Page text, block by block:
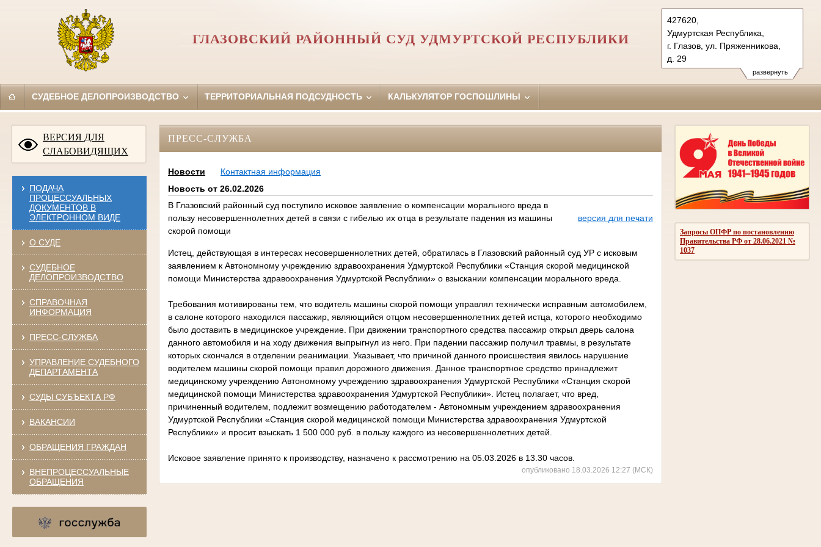
развернуть
427620,
Удмуртская Республика,
г. Глазов, ул. Пряженникова,
д. 29
427500, пос. Яр, ул. Советская,
д. 53
(34157) 4-13-53
glazovsky2.udm@sudrf.ru
ГЛАЗОВСКИЙ РАЙОННЫЙ СУД УДМУРТСКОЙ РЕСПУБЛИКИ
СУДЕБНОЕ ДЕЛОПРОИЗВОДСТВО ТЕРРИТОРИАЛЬНАЯ ПОДСУДНОСТЬ КАЛЬКУЛЯТОР ГОСПОШЛИНЫ
ВЕРСИЯ ДЛЯ
СЛАБОВИДЯЩИХ
ПОДАЧА
ПРОЦЕССУАЛЬНЫХ
ДОКУМЕНТОВ В
ЭЛЕКТРОННОМ ВИДЕ
О СУДЕ
СУДЕБНОЕ
ДЕЛОПРОИЗВОДСТВО
СПРАВОЧНАЯ
ИНФОРМАЦИЯ
ПРЕСС-СЛУЖБА
УПРАВЛЕНИЕ СУДЕБНОГО
ДЕПАРТАМЕНТА
СУДЫ СУБЪЕКТА РФ
ВАКАНСИИ
ОБРАЩЕНИЯ ГРАЖДАН
ВНЕПРОЦЕССУАЛЬНЫЕ
ОБРАЩЕНИЯ
Запросы ОПФР по постановлению
Правительства РФ от 28.06.2021 №
1037
ПРЕСС-СЛУЖБА
Новости
Контактная информация
Новость от 26.02.2026
В Глазовский районный суд поступило исковое заявление о компенсации морального вреда в
пользу несовершеннолетних детей в связи с гибелью их отца в результате падения из машины
скорой помощи
версия для печати
Истец, действующая в интересах несовершеннолетних детей, обратилась в Глазовский районный суд УР с исковым
заявлением к Автономному учреждению здравоохранения Удмуртской Республики «Станция скорой медицинской
помощи Министерства здравоохранения Удмуртской Республики» о взыскании компенсации морального вреда.
Требования мотивированы тем, что водитель машины скорой помощи управлял технически исправным автомобилем,
в салоне которого находился пассажир, являющийся отцом несовершеннолетних детей истца, которого необходимо
было доставить в медицинское учреждение. При движении транспортного средства пассажир открыл дверь салона
данного автомобиля и на ходу движения выпрыгнул из него. При падении пассажир получил травмы, в результате
которых скончался в отделении реанимации. Указывает, что причиной данного происшествия явилось нарушение
водителем машины скорой помощи правил дорожного движения. Данное транспортное средство принадлежит
медицинскому учреждению Автономному учреждению здравоохранения Удмуртской Республики «Станция скорой
медицинской помощи Министерства здравоохранения Удмуртской Республики». Истец полагает, что вред,
причиненный водителем, подлежит возмещению работодателем - Автономным учреждением здравоохранения
Удмуртской Республики «Станция скорой медицинской помощи Министерства здравоохранения Удмуртской
Республики» и просит взыскать 1 500 000 руб. в пользу каждого из несовершеннолетних детей.
Исковое заявление принято к производству, назначено к рассмотрению на 05.03.2026 в 13.30 часов.
опубликовано 18.03.2026 12:27 (МСК)